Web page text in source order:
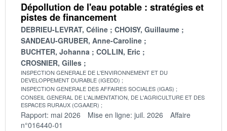
Dépollution de l'eau potable : stratégies et
pistes de financement
DEBRIEU-LEVRAT, Céline
CHOISY, Guillaume
SANDEAU-GRUBER, Anne-Caroline
BUCHTER, Johanna
COLLIN, Eric
CROSNIER, Gilles
INSPECTION GENERALE DE L'ENVIRONNEMENT ET DU
DEVELOPPEMENT DURABLE (IGEDD)
INSPECTION GENERALE DES AFFAIRES SOCIALES (IGAS)
CONSEIL GENERAL DE L'ALIMENTATION, DE L'AGRICULTURE ET DES
ESPACES RURAUX (CGAAER)
Rapport: mai 2026 Mise en ligne: juil. 2026
Affaire
n°016440-01